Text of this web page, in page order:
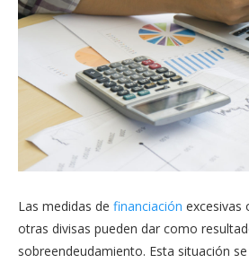
Las medidas de financiación excesivas
otras divisas pueden dar como
sobreendeudamiento. Esta situación